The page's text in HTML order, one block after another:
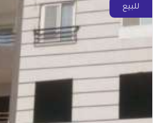
للبيع